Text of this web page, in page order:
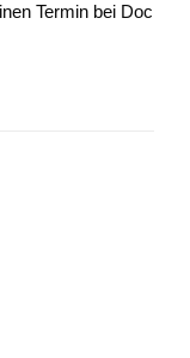
Termin bei Doc